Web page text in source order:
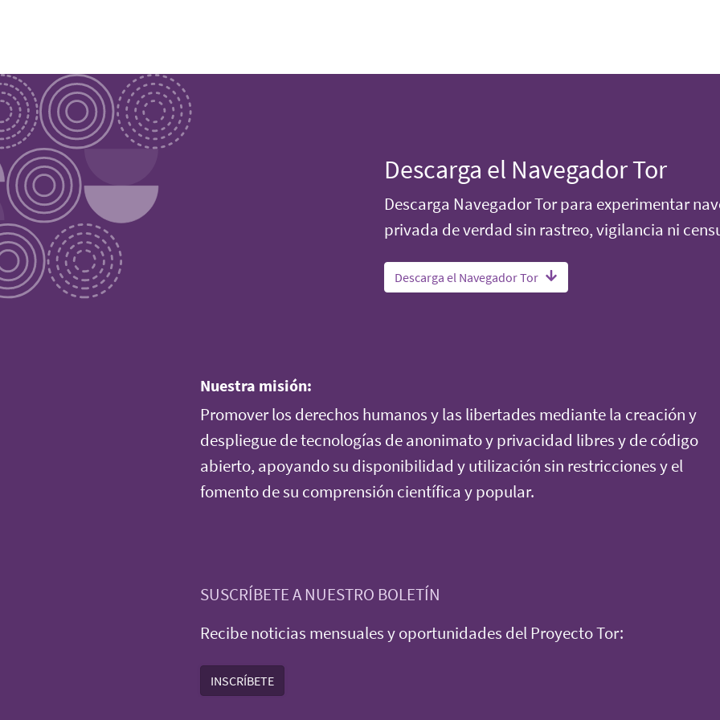
Descarga el Navegador Tor
Descarga Navegador Tor para experimentar
privada de verdad sin rastreo, vigilancia ni
Descarga el Navegador Tor
Nuestra misión:
Promover los derechos humanos y las libertades mediante la creación y
despliegue de tecnologías de anonimato y privacidad libres y de código
abierto, apoyando su disponibilidad y utilización sin restricciones y el
fomento de su comprensión científica y popular.
SUSCRÍBETE A NUESTRO BOLETÍN
Recibe noticias mensuales y oportunidades del Proyecto Tor:
INSCRÍBETE